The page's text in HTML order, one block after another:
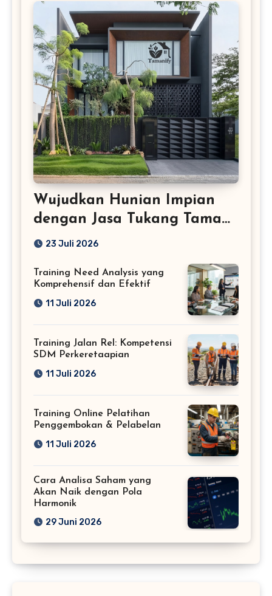
Wujudkan Hunian Impian
dengan Jasa Tukang Taman
Profesional
23 Juli 2026
Training Need Analysis yang
Komprehensif dan Efektif
11 Juli 2026
Training Jalan Rel: Kompetensi
SDM Perkeretaapian
11 Juli 2026
Training Online Pelatihan
Penggembokan & Pelabelan
11 Juli 2026
Cara Analisa Saham yang
Akan Naik dengan Pola
Harmonik
29 Juni 2026